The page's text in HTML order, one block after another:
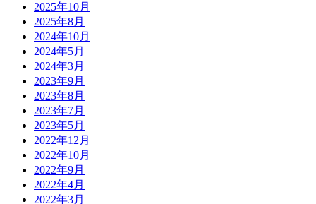
2025年10月
2025年8月
2024年10月
2024年5月
2024年3月
2023年9月
2023年8月
2023年7月
2023年5月
2022年12月
2022年10月
2022年9月
2022年4月
2022年3月